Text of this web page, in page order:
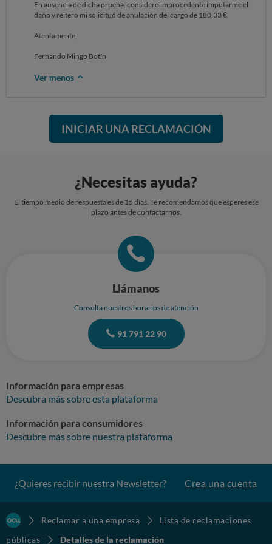
Para:Xavier Ortiz Martorell xavier.ortiz-martorell@sixt.com
Asunto:A customer inquiry has been forwarded to you: 17785621
Dear Manager Damage ES (xavier.ortiz-martorell@sixt.com),
forwarded to you.
Customer Information:
Email: reclamar@ocu.org
--------------- Forwarded Message ---------------
Atentamente,
Fernando Mingo Botín
En ausencia de dicha prueba, considero improcedente imputarme el
daño y reitero mi solicitud de anulación del cargo de 180,33 €.
Atentamente,
Fernando Mingo Botín
Ver menos
INICIAR UNA RECLAMACIÓN
¿Necesitas ayuda?
El tiempo medio de respuesta es de 15 días. Te recomendamos que esperes ese
plazo antes de contactarnos.
Llámanos
Consulta nuestros horarios de atención
91 791 22 90
Información para empresas
Descubra más sobre esta plataforma
Información para consumidores
Descubre más sobre nuestra plataforma
¿Quieres recibir nuestra Newsletter? Crea una cuenta
Reclamar a una empresa
Lista de reclamaciones
públicas
Detalles de la reclamación